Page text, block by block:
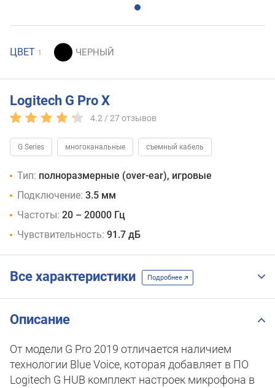
ЦВЕТ 1
Logitech G Pro X
4.2 /27 отзывов
G Series многоканальные съемный кабель
Тип: полноразмерные (over-ear), игровые
Подключение: 3.5 мм
Частоты: 20 – 20000 Гц
Чувствительность: 91.7 дБ
Все характеристики Подробнее
Описание
От модели G Pro 2019 отличается наличием
технологии Blue Voice, которая добавляет в ПО
Logitech G HUB комплект настроек микрофона в